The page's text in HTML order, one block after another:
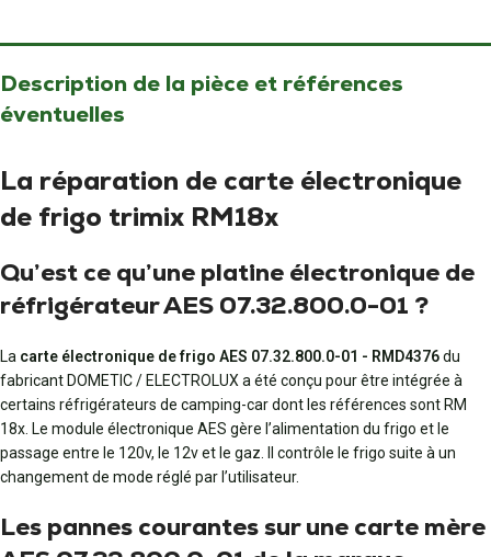
Description de la pièce et références
éventuelles
La réparation de carte électronique
de frigo trimix RM18x
Qu’est ce qu’une platine électronique de
réfrigérateur AES 07.32.800.0-01 ?
La carte électronique de frigo AES 07.32.800.0-01 - RMD4376du
fabricant DOMETIC / ELECTROLUX a été conçu pour être intégrée à
certains réfrigérateurs de camping-car dont les références sont RM
18x. Le module électronique AES gère l’alimentation du frigo et le
passage entre le 120v, le 12v et le gaz. Il contrôle le frigo suite à un
changement de mode réglé par l’utilisateur.
Les pannes courantes sur une carte mère